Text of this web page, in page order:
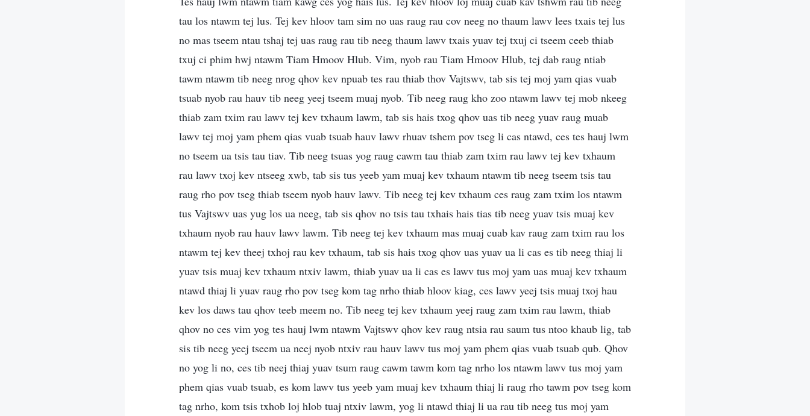
tau los ntawm tej lus. Tej kev hloov tam sim no uas raug rau cov neeg no thaum lawv lees txais tej lus
no mas tseem ntau tshaj tej uas raug rau tib neeg thaum lawv txais yuav tej txuj ci tseem ceeb thiab
txuj ci phim hwj ntawm Tiam Hmoov Hlub. Vim, nyob rau Tiam Hmoov Hlub, tej dab raug ntiab
tawm ntawm tib neeg nrog qhov kev npuab tes rau thiab thov Vajtswv, tab sis tej moj yam qias vuab
tsuab nyob rau hauv tib neeg yeej tseem muaj nyob. Tib neeg raug kho zoo ntawm lawv tej mob nkeeg
thiab zam txim rau lawv tej kev txhaum lawm, tab sis hais txog qhov uas tib neeg yuav raug muab
lawv tej moj yam phem qias vuab tsuab hauv lawv rhuav tshem pov tseg li cas ntawd, ces tes hauj lwm
no tseem ua tsis tau tiav. Tib neeg tsuas yog raug cawm tau thiab zam txim rau lawv tej kev txhaum
rau lawv txoj kev ntseeg xwb, tab sis tus yeeb yam muaj kev txhaum ntawm tib neeg tseem tsis tau
raug rho pov tseg thiab tseem nyob hauv lawv. Tib neeg tej kev txhaum ces raug zam txim los ntawm
tus Vajtswv uas yug los ua neeg, tab sis qhov no tsis tau txhais hais tias tib neeg yuav tsis muaj kev
txhaum nyob rau hauv lawv lawm. Tib neeg tej kev txhaum mas muaj cuab kav raug zam txim rau los
ntawm tej kev theej txhoj rau kev txhaum, tab sis hais txog qhov uas yuav ua li cas es tib neeg thiaj li
yuav tsis muaj kev txhaum ntxiv lawm, thiab yuav ua li cas es lawv tus moj yam uas muaj kev txhaum
ntawd thiaj li yuav raug rho pov tseg kom tag nrho thiab hloov kiag, ces lawv yeej tsis muaj txoj hau
kev los daws tau qhov teeb meem no. Tib neeg tej kev txhaum yeej raug zam txim rau lawm, thiab
qhov no ces vim yog tes hauj lwm ntawm Vajtswv qhov kev raug ntsia rau saum tus ntoo khaub lig, tab
sis tib neeg yeej tseem ua neej nyob ntxiv rau hauv lawv tus moj yam phem qias vuab tsuab qub. Qhov
no yog li no, ces tib neej thiaj yuav tsum raug cawm tawm kom tag nrho los ntawm lawv tus moj yam
phem qias vuab tsuab, es kom lawv tus yeeb yam muaj kev txhaum thiaj li raug rho tawm pov tseg kom
tag nrho, kom tsis txhob loj hlob tuaj ntxiv lawm, yog li ntawd thiaj li ua rau tib neeg tus moj yam